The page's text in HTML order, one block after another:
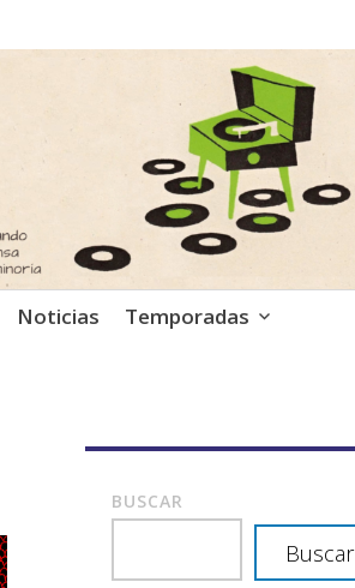
Noticias Temporadas
BUSCAR
Buscar